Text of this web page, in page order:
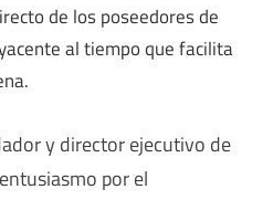
de los poseedores de
al tiempo que facilita
y director ejecutivo de
por el